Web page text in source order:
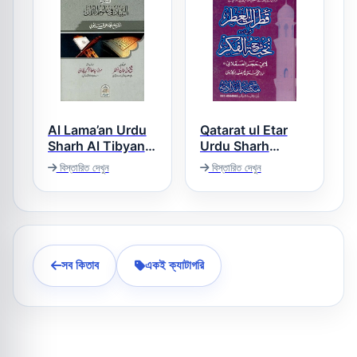
Al Lama’an Urdu
Sharh Al Tibyan
اللمعان اردو شرح
التبیان فی علوم
القرآن
বিস্তারিত দেখুন
Qatarat ul Etar
Urdu Sharh
Nukhbat ul Fikar
قطرات العطر اردو
شرح شرح نخبۃ
الفکر
বিস্তারিত দেখুন
সব কিতাব একই ক্যাটাগরি